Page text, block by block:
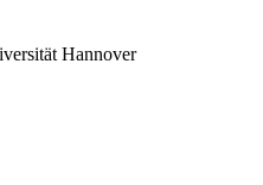
Hannover